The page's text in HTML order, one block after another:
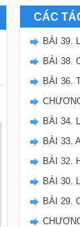
CÁC
BÀI 38.
BÀI 36.
BÀI 34.
BÀI 33.
BÀI 30.
BÀI 29.